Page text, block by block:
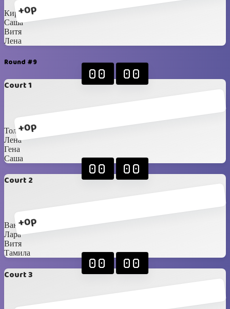
+0p
Кирилл
Саша
Витя
Лена
Round #9
Court 1
+0p
00 00
Толя
Лена
Гена
Саша
Court 2
+0p
00 00
Ваня
Лара
Витя
Тамила
Court 3
00 00